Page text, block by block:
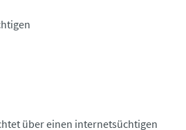
über einen internetsüchtigen